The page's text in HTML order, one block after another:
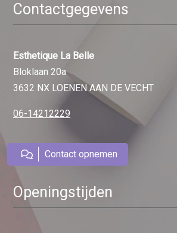
Contactgegevens
Esthetique La Belle
Bloklaan 20a
3632 NX LOENEN AAN DE VECHT
06-14212229
Contact opnemen
Openingstijden